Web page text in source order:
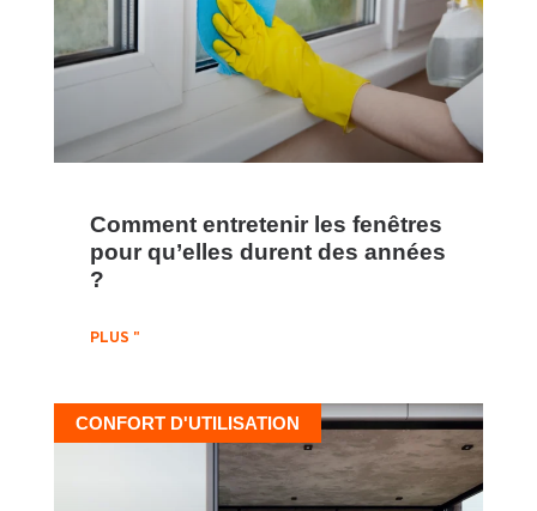
Comment entretenir les fenêtres
pour qu’elles durent des années
?
PLUS "
CONFORT D'UTILISATION